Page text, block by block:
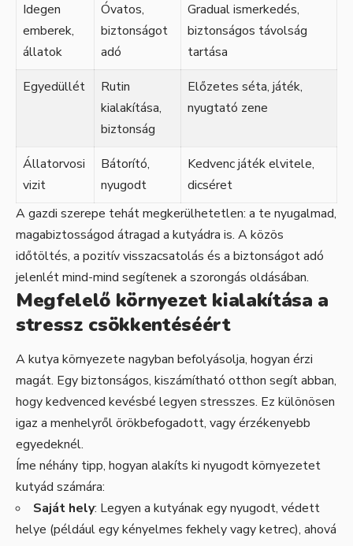
Idegen
emberek,
állatok
Óvatos,
biztonságot
adó
Gradual ismerkedés,
biztonságos távolság
tartása
Egyedüllét
Rutin
kialakítása,
biztonság
Előzetes séta, játék,
nyugtató zene
Állatorvosi
vizit
Bátorító,
nyugodt
Kedvenc játék elvitele,
dicséret
A gazdi szerepe tehát megkerülhetetlen: a te nyugalmad,
magabiztosságod átragad a kutyádra is. A közös
időtöltés, a pozitív visszacsatolás és a biztonságot adó
jelenlét mind-mind segítenek a szorongás oldásában.
Megfelelő környezet kialakítása a
stressz csökkentéséért
A kutya környezete nagyban befolyásolja, hogyan érzi
magát. Egy biztonságos, kiszámítható otthon segít abban,
hogy kedvenced kevésbé legyen stresszes. Ez különösen
igaz a menhelyről örökbefogadott, vagy érzékenyebb
egyedeknél.
Íme néhány tipp, hogyan alakíts ki nyugodt környezetet
kutyád számára:
Saját hely: Legyen a kutyának egy nyugodt, védett
helye (például egy kényelmes fekhely vagy ketrec), ahová